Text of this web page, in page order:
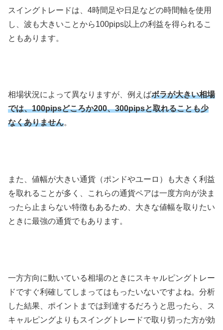
スイングトレードは、 4時間足や日足などの時間軸を使用
し、波も大きいことから100pips以上の利益を得られるこ
ともあります。
相場状況によって異なりますが、例えばボラが大きい相場
では、100pipsどころか200、300pipsと取れることも少
なくありません。
また、値幅が大きい通貨（ポンドやユーロ）も大きく利益
を取れることが多く、これらの通貨ペアは一度方向が決ま
ったら止まらない特徴もあるため、大きな値幅を取りたい
ときに最強の通貨でもあります。
一方方向に動いている相場のときにスキャルピングトレー
ドですぐ利確してしまってはもったいないですよね。分析
した結果、ポイントまでは到達するだろうと思ったら、ス
キャルピングよりもスイングトレードで取り切った方が効